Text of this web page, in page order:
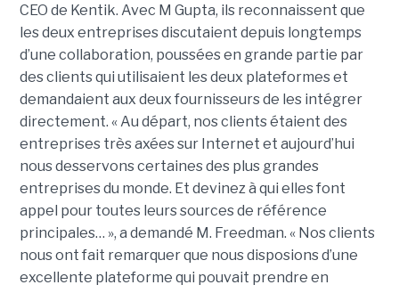
CEO de Kentik. Avec M Gupta, ils reconnaissent que
les deux entreprises discutaient depuis longtemps
d’une collaboration, poussées en grande partie par
des clients qui utilisaient les deux plateformes et
demandaient aux deux fournisseurs de les intégrer
directement. « Au départ, nos clients étaient des
entreprises très axées sur Internet et aujourd’hui
nous desservons certaines des plus grandes
entreprises du monde. Et devinez à qui elles font
appel pour toutes leurs sources de référence
principales… », a demandé M. Freedman. « Nos clients
nous ont fait remarquer que nous disposions d’une
excellente plateforme qui pouvait prendre en